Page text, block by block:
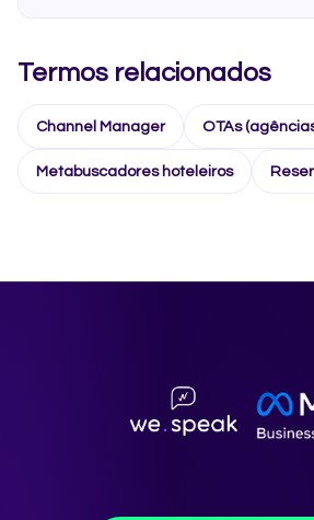
Termos relacionados
Channel Manager OTAs
Metabuscadores hoteleiros